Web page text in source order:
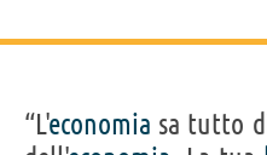
“L'economia sa tutto